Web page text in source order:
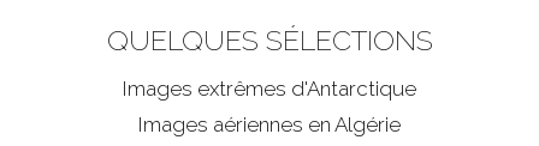
QUELQUES SÉLECTIONS
Images extrêmes d'Antarctique
Images aériennes en Algérie